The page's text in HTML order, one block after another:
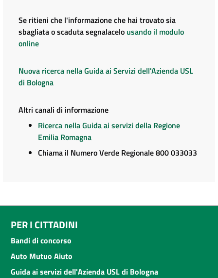
Se ritieni che l'informazione che hai trovato sia
sbagliata o scaduta segnalacelo usando il modulo
online
Nuova ricerca nella Guida ai Servizi dell'Azienda USL
di Bologna
Altri canali di informazione
Ricerca nella Guida ai servizi della Regione
Emilia Romagna
Chiama il Numero Verde Regionale 800 033033
PER I CITTADINI
Bandi di concorso
Auto Mutuo Aiuto
Guida ai servizi dell'Azienda USL di Bologna